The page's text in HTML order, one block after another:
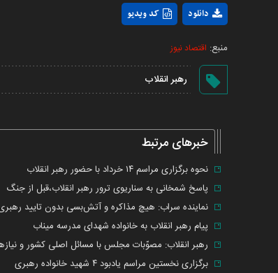
کد ویدیو دانلود
منبع: اقتصاد نیوز
رهبر انقلاب
خبرهای مرتبط
نحوه برگزاری مراسم ۱۴ خرداد با حضور رهبر انقلاب
پاسخ شمخانی به سناریوی ترور رهبر انقلاب،قبل از جنگ
نماینده سراب: هیچ مذاکره و آتش‌بسی بدون تایید
پیام رهبر انقلاب به خانواده شهدای مدرسه میناب
رهبر انقلاب: مصوّبات مجلس با مسائل اصلی کشور و
برگزاری نخستین مراسم یادبود ۴ شهید خانواده رهبری